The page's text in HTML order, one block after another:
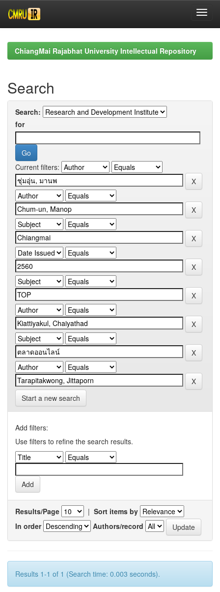
navigationChiangMai Rajabhat University Intellectual Repository
Search
Search:
for
Current filters:
Start a new search
Add filters:
Use filters to refine the search results.
Results/Page | Sort items by
In order
Authors/record
Results 1-1 of 1 (Search time: 0.003 seconds).